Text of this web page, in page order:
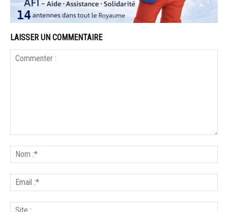
LAISSER UN COMMENTAIRE